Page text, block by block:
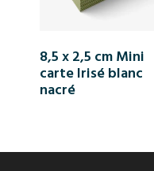
8,5 x 2,5 cm Mini
carte Irisé blanc
nacré